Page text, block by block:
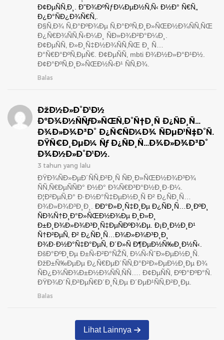
Ð¢ÐµÑÑ‚Ð¸. Ð”Ð¾ÐºÑƒÐ¼ÐµÐ½Ñ‚Ñ‹ Ð½Ð° Ñ€Ñ„
Ð¿Ð°ÑÐ¿Ð¾Ñ€Ñ‚.
Ð§Ñ‚Ð¾ Ñ‚Ð°ÐºÐ¾Ðµ Ñ‚Ð°ÐºÑ‚Ð¸Ð»ÑŒÐ½Ð¾ÑÑ‚ÑŒ
Ð¿Ñ€Ð¾ÑÑ‚Ñ‹Ð¼Ð¸ ÑÐ»Ð¾Ð²Ð°Ð¼Ð¸.
Ð¢ÐµÑÑ‚ Ð»Ð¸Ñ‡Ð½Ð¾ÑÑ‚ÑŒ Ð¸ Ñ…
Ð°Ñ€Ð°ÐºÑ‚ÐµÑ€. Ð¢ÐµÑÑ‚ mbti Ð¾Ð½Ð»Ð°Ð¹Ð½.
Ð¢Ð°ÐºÑ‚Ð¸Ð»ÑŒÐ½Ñ‹Ð¹ ÑÑ‚Ð¾.
Balas
ÐžÐ½Ð»Ð°Ð¹Ð½
ÐºÐ¾Ð½ÑÑƒÐ»ÑŒÑ‚Ð°Ñ†Ð¸Ñ Ð¿ÑÐ¸Ñ…
Ð¾Ð»Ð¾Ð³Ð° Ð¿Ñ€ÑÐ¼Ð¾ ÑÐµÐ¹Ñ‡Ð°Ñ.
ÐŸÑ€Ð¸ÐµÐ¼ Ñƒ Ð¿ÑÐ¸Ñ…Ð¾Ð»Ð¾Ð³Ð°
Ð¾Ð½Ð»Ð°Ð¹Ð½.
3 tahun yang lalu
ÐŸÐ¾ÑÐ»ÐµÐ´ÑÑ‚Ð²Ð¸Ñ ÑÐ¸Ð»ÑŒÐ½Ð¾Ð³Ð¾
ÑÑ‚Ñ€ÐµÑÑÐ° Ð½Ð° Ð¾Ñ€Ð³Ð°Ð½Ð¸Ð·Ð¼.
Ð¦Ð²ÐµÑ‚Ð° Ð·Ð½Ð°Ñ‡ÐµÐ½Ð¸Ñ Ð² Ð¿ÑÐ¸Ñ…
Ð¾Ð»Ð¾Ð³Ð¸Ð¸. ÐÐ°Ð»Ð¸Ñ‡Ð¸Ðµ Ð¿ÑÐ¸Ñ…Ð¸ÐºÐ¸
ÑÐ¾Ñ†Ð¸Ð°Ð»ÑŒÐ½Ð¾Ðµ Ð¸Ð»Ð¸
Ð±Ð¸Ð¾Ð»Ð¾Ð³Ð¸Ñ‡ÐµÑÐºÐ¾Ðµ. Ð¡Ð¸Ð½Ð¸Ð¹
Ñ†Ð²ÐµÑ‚ Ð² Ð¿ÑÐ¸Ñ…Ð¾Ð»Ð¾Ð³Ð¸Ð¸
Ð¾Ð·Ð½Ð°Ñ‡Ð°ÐµÑ‚ Ð´Ð»Ñ Ð¶ÐµÐ½Ñ‰Ð¸Ð½Ñ‹.
ÐšÐ°ÐºÐ¸Ðµ Ð±Ñ‹Ð²Ð°ÑŽÑ‚ Ð¼Ñ‹ÑˆÐ»ÐµÐ½Ð¸Ñ.
ÐžÐ±Ñ‰ÐµÐµ Ð¿Ñ€ÐµÐ´ÑÑ‚Ð°Ð²Ð»ÐµÐ½Ð¸Ðµ Ð¾
ÑÐ¿Ð¾ÑÐ¾Ð±Ð½Ð¾ÑÑ‚ÑÑ…. Ð¢ÐµÑÑ‚ ÐºÐ°ÐºÐ°Ñ.
ÐŸÐ¾Ð´Ñ‚Ð²ÐµÑ€Ð´Ð¸Ñ‚Ðµ Ð´ÐµÐ¹ÑÑ‚Ð²Ð¸Ðµ.
Balas
Lihat Lainnya